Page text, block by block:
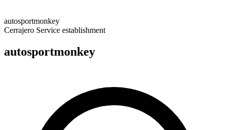
autosportmonkey
Cerrajero Service establishment
autosportmonkey